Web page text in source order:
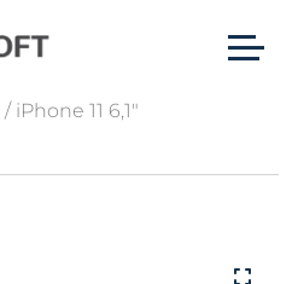
/ iPhone 11 6,1″